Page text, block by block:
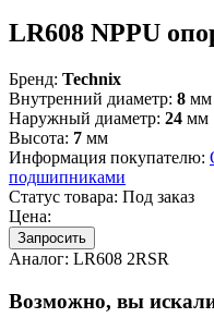
LR608 NPPU
Бренд: Technix
Внутренний диаметр: 8 мм
Наружный диаметр: 24 мм
Высота: 7 мм
Информация покупателю:
подшипниками
Статус товара: Под заказ
Цена:
Запросить
Аналог: LR608 2RSR
Возможно, вы